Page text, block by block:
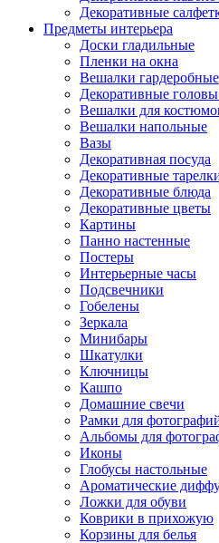
Декоративные
Предметы интерьера
Доски гладильные
Пленки на окна
Вешалки гардеробные
Декоративные
Вешалки для
Вешалки напольные
Вазы
Декоративная посуда
Декоративные
Декоративные блюда
Декоративные цветы
Картины
Панно настенные
Постеры
Интерьерные часы
Подсвечники
Гобелены
Зеркала
Минибары
Шкатулки
Ключницы
Кашпо
Домашние свечи
Рамки для
Альбомы для
Иконы
Глобусы настольные
Ароматические
Ложки для обуви
Коврики в прихожую
Корзины для белья